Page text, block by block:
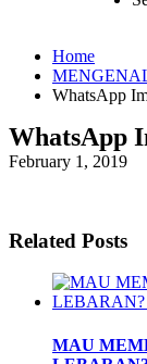
Home
WhatsApp
WhatsApp
February 1, 2019
Related Posts
MAU